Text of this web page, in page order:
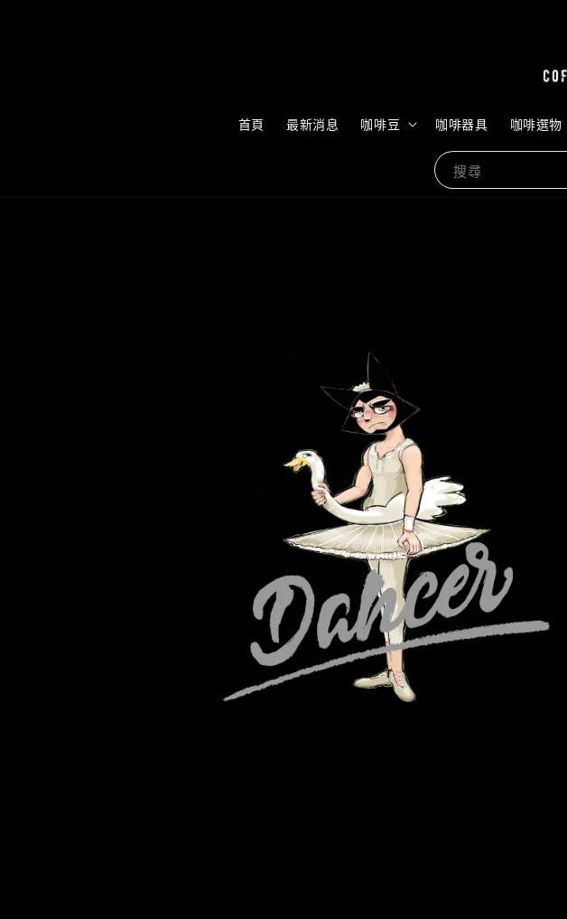
搜尋
首頁 最新消息 咖啡豆 咖啡器具 咖啡選物